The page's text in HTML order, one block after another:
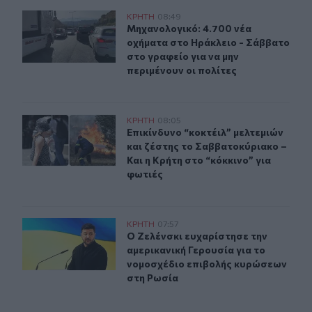
Μηχανολογικό: 4.700 νέα οχήματα στο Ηράκλειο -
ΚΡΗΤΗ 08:49
Μηχανολογικό: 4.700 νέα οχήματα
Μηχανολογικό: 4.700 νέα
οχήματα στο Ηράκλειο - Σάββατο
στο γραφείο για να μην
περιμένουν οι πολίτες
Επικίνδυνο “κοκτέιλ” μελτεμιών και ζέστης το
ΚΡΗΤΗ 08:05
Επικίνδυνο “κοκτέιλ” μελτεμιών
Επικίνδυνο “κοκτέιλ” μελτεμιών
και ζέστης το Σαββατοκύριακο –
Και η Κρήτη στο “κόκκινο” για
φωτιές
Ο Ζελένσκι ευχαρίστησε την αμερικανική Γερουσία
ΚΡΗΤΗ 07:57
Ο Ζελένσκι ευχαρίστησε την
Ο Ζελένσκι ευχαρίστησε την
αμερικανική Γερουσία για το
νομοσχέδιο επιβολής κυρώσεων
στη Ρωσία